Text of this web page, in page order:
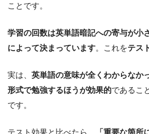
ことです。
学習の回数は英単語暗記への寄与が小
によって決まっています。これをテス
実は、 英単語の意味が全くわからなか
形式で勉強するほうが効果的であるこ
です。
テスト効果と比べたら、
「重要な箇所